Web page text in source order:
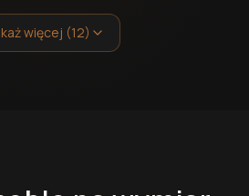
więcej (12)